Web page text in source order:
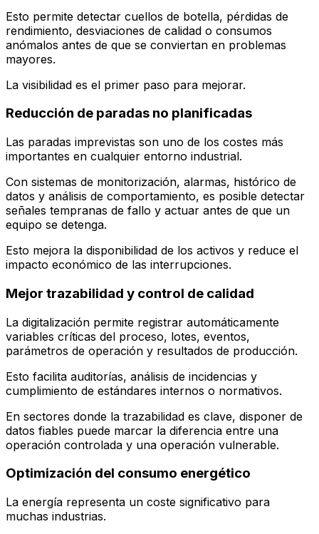
Esto permite detectar cuellos de botella, pérdidas de
rendimiento, desviaciones de calidad o consumos
anómalos antes de que se conviertan en problemas
mayores.
La visibilidad es el primer paso para mejorar.
Reducción de paradas no planificadas
Las paradas imprevistas son uno de los costes más
importantes en cualquier entorno industrial.
Con sistemas de monitorización, alarmas, histórico de
datos y análisis de comportamiento, es posible detectar
señales tempranas de fallo y actuar antes de que un
equipo se detenga.
Esto mejora la disponibilidad de los activos y reduce el
impacto económico de las interrupciones.
Mejor trazabilidad y control de calidad
La digitalización permite registrar automáticamente
variables críticas del proceso, lotes, eventos,
parámetros de operación y resultados de producción.
Esto facilita auditorías, análisis de incidencias y
cumplimiento de estándares internos o normativos.
En sectores donde la trazabilidad es clave, disponer de
datos fiables puede marcar la diferencia entre una
operación controlada y una operación vulnerable.
Optimización del consumo energético
La energía representa un coste significativo para
muchas industrias.